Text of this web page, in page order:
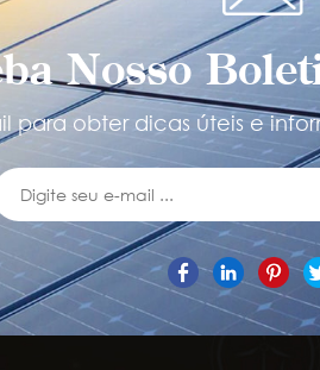
Nosso
para obter dicas úteis e